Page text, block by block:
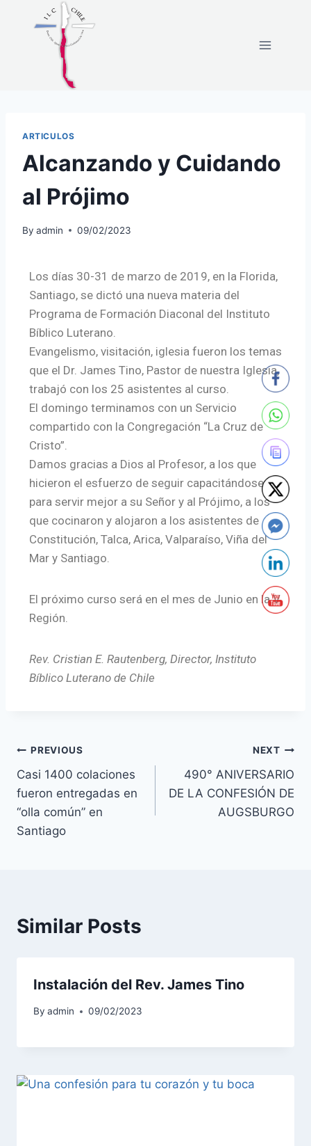
ARTICULOS
Alcanzando y Cuidando
al Prójimo
By admin 09/02/2023
Los días 30-31 de marzo de 2019, en la Florida,
Santiago, se dictó una nueva materia del
Programa de Formación Diaconal del Instituto
Bíblico Luterano.
Evangelismo, visitación, iglesia fueron los temas
que el Dr. James Tino, Pastor de nuestra Iglesia,
trabajó con los 25 asistentes al curso.
El domingo terminamos con un Servicio
compartido con la Congregación “La Cruz de
Cristo”.
Damos gracias a Dios al Profesor, a los que
hicieron el esfuerzo de seguir capacitándose
para servir mejor a su Señor y al Prójimo, a los
que cocinaron y alojaron a los asistentes de
Constitución, Talca, Arica, Valparaíso, Viña del
Mar y Santiago.
El próximo curso será en el mes de Junio en la V
Región.
Rev. Cristian E. Rautenberg, Director, Instituto
Bíblico Luterano de Chile
PREVIOUS
Casi 1400 colaciones
fueron entregadas en
“olla común” en
Santiago
NEXT
490° ANIVERSARIO
DE LA CONFESIÓN DE
AUGSBURGO
Similar Posts
Instalación del Rev. James Tino
By admin 09/02/2023